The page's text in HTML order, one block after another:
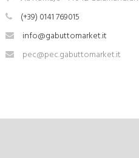
(+39) 0141 769015
info@gabuttomarket.it
pec@pec.gabuttomarket.it